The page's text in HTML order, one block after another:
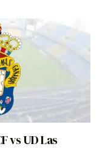
vs UD Las